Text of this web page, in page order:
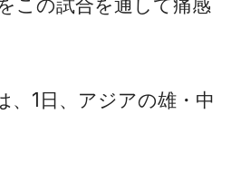
この試合を通して痛感
、1日、アジアの雄・中